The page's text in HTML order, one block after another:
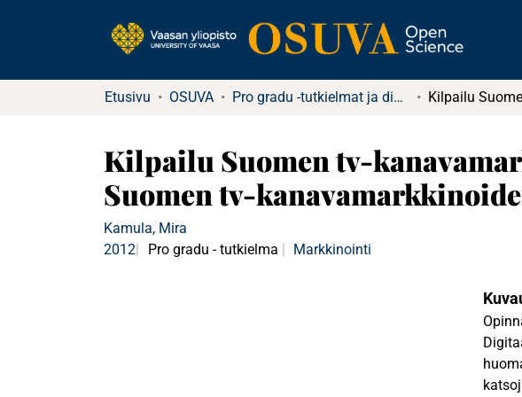
Etusivu OSUVA Pro gradu -tutkielmat ja diplomityöt (rajattu saatavuus)
Kilpailu Suomen tv-
Suomen tv-
Kamula, Mira
2012
Pro gradu - tutkielma Markkinointi